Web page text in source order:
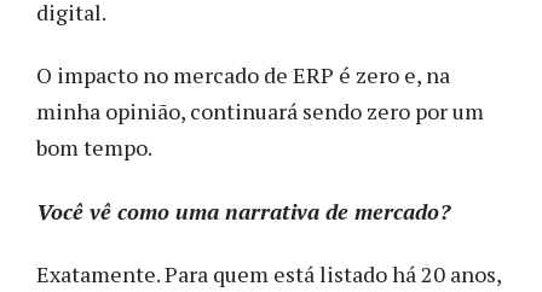
digital.
O impacto no mercado de ERP é zero e, na
minha opinião, continuará sendo zero por um
bom tempo.
Você vê como uma narrativa de mercado?
Exatamente. Para quem está listado há 20 anos,